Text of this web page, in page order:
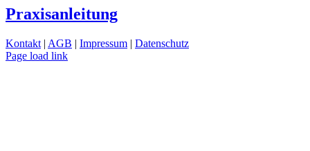
Praxisanleitung
Kontakt | AGB | Impressum | Datenschutz
Page load link